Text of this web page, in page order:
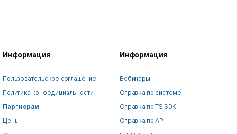
Информация
Пользовательское соглашение
Политика конфедициальности
Партнерам
Цены
Информация
Вебинары
Справка по системе
Справка по TS SDK
Справка по API